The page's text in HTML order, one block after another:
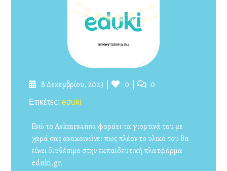
Δημοσιεύτηκε
8 Δεκεμβρίου, 2023 Likes
0 Σχόλια
0
Με
Ετικέτες:eduki
Ενώ το Askmrsanna φοράει τα γιορτινά του με
χαρά σας ανακοινώνει πως πλέον το υλικό του θα
είναι διαθέσιμο στην εκπαιδευτική πλατφόρμα
eduki.gr.